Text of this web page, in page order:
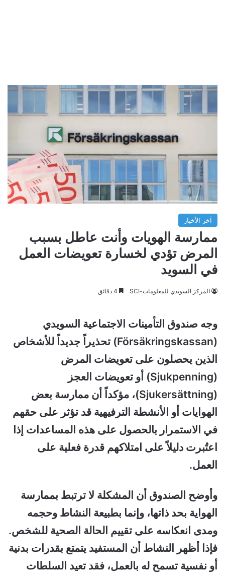
آخر الأخبار
ممارسة الهويات وأنت عاطل بسبب
المرض تؤدي لخسارة تعويضات العمل
في السويد
المركز السويدي للمعلومات-SCI
وجه صندوق التأمينات الاجتماعية السويدي
(Försäkringskassan) تحذيراً جديداً للأشخاص
الذين يحصلون على تعويضات المرض
(Sjukpenning) أو تعويضات العجز
(Sjukersättning)، مؤكداً أن ممارسة بعض
الهوايات أو الأنشطة الترفيهية قد تؤثر على حقهم
في الاستمرار بالحصول على هذه المساعدات إذا
اعتُبرت دليلاً على امتلاكهم قدرة فعلية على
العمل.
وأوضح الصندوق أن المشكلة لا ترتبط بممارسة
الهواية بحد ذاتها، وإنما بطبيعة النشاط وحجمه
ومدى انعكاسه على تقييم الحالة الصحية للشخص.
فإذا أظهر النشاط أن المستفيد يتمتع بقدرات بدنية
أو نفسية تسمح له بالعمل، فقد تعيد السلطات